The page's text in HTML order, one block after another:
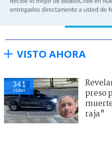
VISTO AHORA
341
visitas
preso
raja"